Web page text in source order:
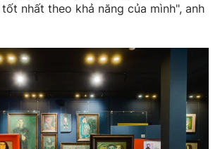
nhất theo khả năng của mình", anh